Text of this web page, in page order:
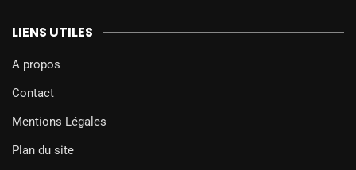
LIENS UTILES
A propos
Contact
Mentions Légales
Plan du site